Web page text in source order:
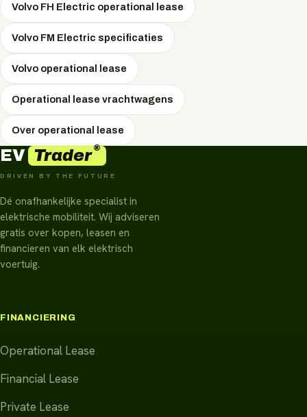
Volvo FH Electric operational lease
Volvo FM Electric specificaties
Volvo operational lease
Operational lease vrachtwagens
Over operational lease
EV Trader®
DRIVEN BY THE FUTURE
Dé onafhankelijke specialist in
elektrische mobiliteit. Wij adviseren
gratis over kopen, leasen en
financieren van elk elektrisch
voertuig.
FINANCIERING
Operational Lease
Financial Lease
Private Lease